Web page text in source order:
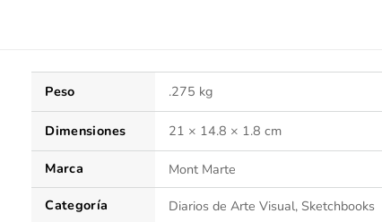
Peso .275 kg
Dimensiones 21 × 14.8 × 1.8 cm
Marca
Mont Marte
Categoría
Diarios de Arte Visual, Sketchbooks